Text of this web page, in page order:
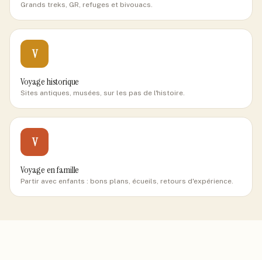
Grands treks, GR, refuges et bivouacs.
V
Voyage historique
Sites antiques, musées, sur les pas de l'histoire.
V
Voyage en famille
Partir avec enfants : bons plans, écueils, retours d'expérience.